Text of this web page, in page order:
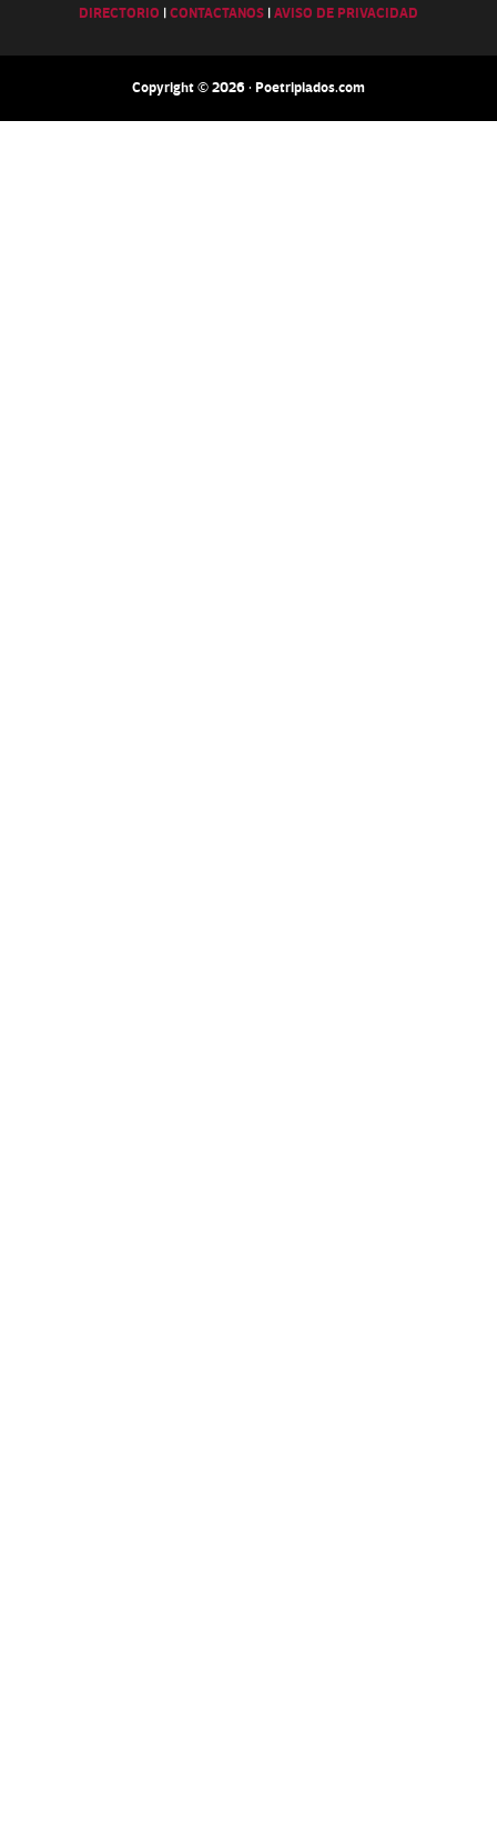
DIRECTORIO |CONTACTANOS |AVISO DE PRIVACIDAD
Copyright © 2026 · Poetripiados.com